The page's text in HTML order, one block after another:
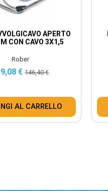
APERTO
CON CAVO 3X1,5
Rober
€ 146,40 €
AL CARRELLO